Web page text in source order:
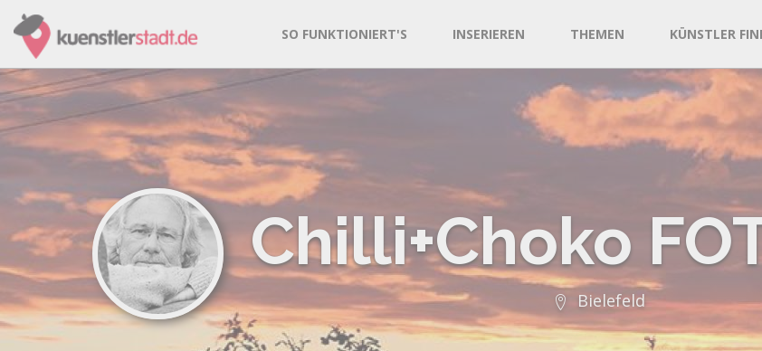
SO FUNKTIONIERT'S INSERIEREN THEMEN KÜNSTLER
Chilli+Choko
Bielefeld